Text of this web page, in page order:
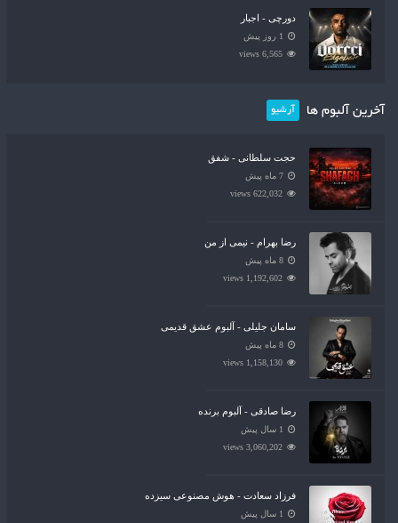
دورچی - اجبار
1 روز پیش
6,565 views
آخرین آلبوم ها آرشیو
حجت سلطانی - شفق
7 ماه پیش
622,032 views
رضا بهرام - نیمی از من
8 ماه پیش
1,192,602 views
سامان جلیلی - آلبوم عشق قدیمی
8 ماه پیش
1,158,130 views
رضا صادقی - آلبوم برنده
1 سال پیش
3,060,202 views
فرزاد سعادت - هوش مصنوعی سیزده
1 سال پیش